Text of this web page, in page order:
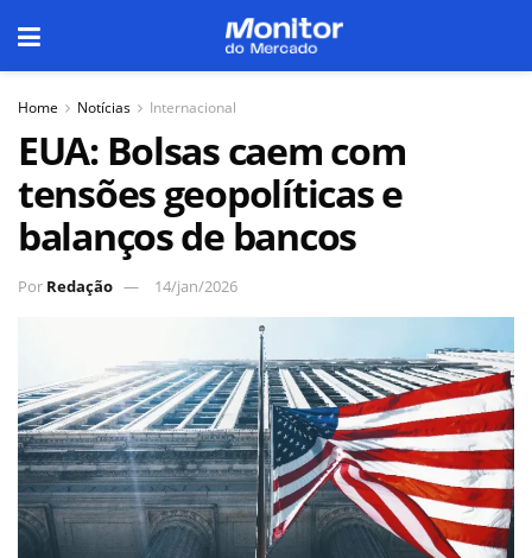
Home Notícias Internacional
EUA: Bolsas caem com
tensões geopolíticas e
balanços de bancos
Por Redação 14/jan/2026